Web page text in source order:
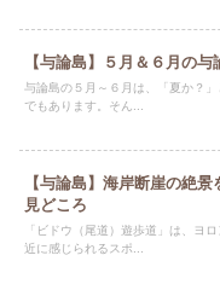
【与論島】５月＆６月の
与論島の５月～６月は、「夏か？
でもあります。そん...
【与論島】海岸断崖の絶
見どころ
「ビドウ（尾道）遊歩道」は、ヨ
近に感じられるスポ...